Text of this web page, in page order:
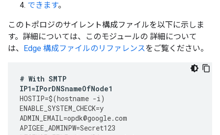
できます。
このトポロジのサイレント構成ファイルを以下に示しま
す。詳細については、このモジュールの 詳細について
は、 Edge 構成ファイルのリファレンスをご覧ください。
# With SMTP
IP1=IPorDNSnameOfNode1
HOSTIP=$(hostname -i)
ENABLE_SYSTEM_CHECK=y
ADMIN_EMAIL=opdk@google.com
APIGEE_ADMINPW=Secret123